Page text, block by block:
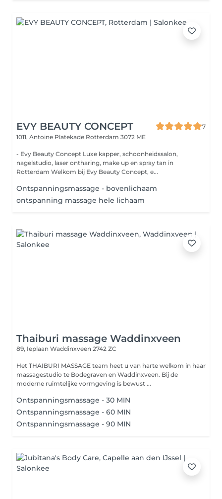
EVY BEAUTY CONCEPT
7
1011, Antoine Platekade Rotterdam 3072 ME
- Evy Beauty Concept Luxe kapper, schoonheidssalon,
nagelstudio, laser ontharing, make up en spray tan in
Rotterdam Welkom bij Evy Beauty Concept, e...
Ontspanningsmassage - bovenlichaam
ontspanning massage hele lichaam
Thaiburi massage Waddinxveen
89, Ieplaan Waddinxveen 2742 ZC
Het THAIBURI MASSAGE team heet u van harte welkom in haar
massagestudio te Bodegraven en Waddinxveen. Bij de
moderne ruimtelijke vormgeving is bewust ...
Ontspanningsmassage - 30 MIN
Ontspanningsmassage - 60 MIN
Ontspanningsmassage - 90 MIN